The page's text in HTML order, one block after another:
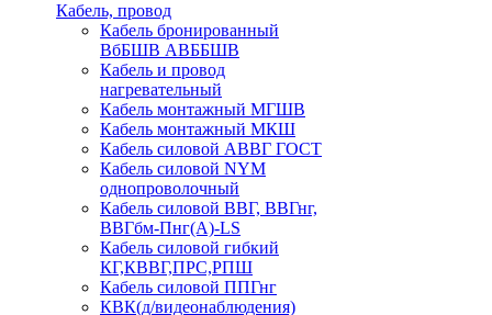
Кабель, провод
Кабель бронированный
ВбБШВ АВББШВ
Кабель и провод
нагревательный
Кабель монтажный МГШВ
Кабель монтажный МКШ
Кабель силовой АВВГ ГОСТ
Кабель силовой NYM
однопроволочный
Кабель силовой ВВГ, ВВГнг,
ВВГбм-Пнг(А)-LS
Кабель силовой гибкий
КГ,КВВГ,ПРС,РПШ
Кабель силовой ППГнг
КВК(д/видеонаблюдения)